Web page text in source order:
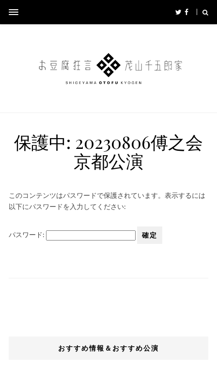
保護中: 20230806傅之会
京都公演
このコンテンツはパスワードで保護されています。表示するには
以下にパスワードを入力してください:
パスワード:
おすすめ情報＆おすすめ公演